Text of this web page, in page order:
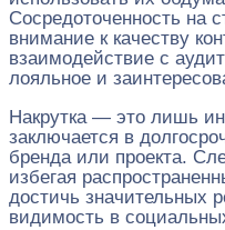
Сосредоточенность на
внимание к качеству
взаимодействие с
лояльное и
Накрутка — это лишь
заключается в
бренда или проекта.
избегая
достичь значительных
видимость в